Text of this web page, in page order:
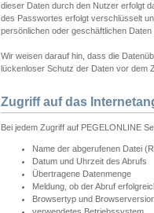
dieser Daten durch den Nutzer erfolgt
des Passwortes erfolgt verschlüsselt
persönlichen oder geschäftlichen Daten
Wir weisen darauf hin, dass die
lückenloser Schutz der Daten vor dem
Zugriff auf das
Bei jedem Zugriff auf PEGELONLINE
Name der abgerufenen Datei
Datum und Uhrzeit des Abrufs
Übertragene Datenmenge
Meldung, ob der Abruf
Browsertyp und